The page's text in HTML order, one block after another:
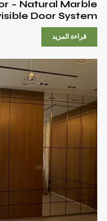
– Natural Marble
Door System
قراءة المزيد